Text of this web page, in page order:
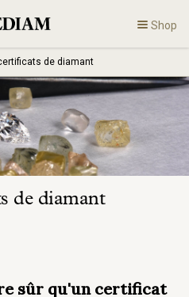
Shop
de diamant
de diamant
sûr qu'un certificat